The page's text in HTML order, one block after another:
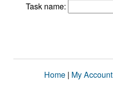
Task name:
Home | My Account